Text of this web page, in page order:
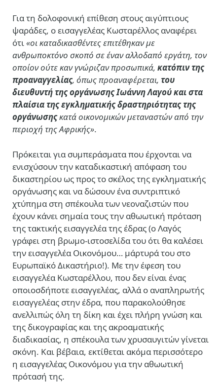
Για τη δολοφονική επίθεση στους αιγύπτιους
ψαράδες, ο εισαγγελέας Κωσταρέλλος αναφέρει
ότι«οι καταδικασθέντες επιτέθηκαν με
ανθρωποκτόνο σκοπό σε έναν αλλοδαπό εργάτη, τον
οποίον ούτε καν γνώριζαν προσωπικά, κατόπιν της
προαναγγελίας, όπως προαναφέρεται, του
διευθυντή της οργάνωσης Ιωάννη Λαγού και στα
πλαίσια της εγκληματικής δραστηριότητας της
οργάνωσηςκατά οικονομικών μεταναστών από την
περιοχή της Αφρικής».
Πρόκειται για συμπεράσματα που έρχονται να
ενισχύσουν την καταδικαστική απόφαση του
δικαστηρίου ως προς το σκέλος της εγκληματικής
οργάνωσης και να δώσουν ένα συντριπτικό
χτύπημα στη σπέκουλα των νεοναζιστών που
έχουν κάνει σημαία τους την αθωωτική πρόταση
της τακτικής εισαγγελέα της έδρας (ο Λαγός
γράφει στη βρωμο-ιστοσελίδα του ότι θα καλέσει
την εισαγγελέα Οικονόμου… μάρτυρά του στο
Ευρωπαϊκό Δικαστήριο!). Με την έφεση του
εισαγγελέα Κωσταρέλλου, που δεν είναι ένας
οποιοσδήποτε εισαγγελέας, αλλά ο αναπληρωτής
εισαγγελέας στην έδρα, που παρακολούθησε
ανελλιπώς όλη τη δίκη και έχει πλήρη γνώση και
της δικογραφίας και της ακροαματικής
διαδικασίας, η σπέκουλα των χρυσαυγιτών γίνεται
σκόνη. Και βέβαια, εκτίθεται ακόμα περισσότερο
η εισαγγελέας Οικονόμου για την αθωωτική
πρότασή της.